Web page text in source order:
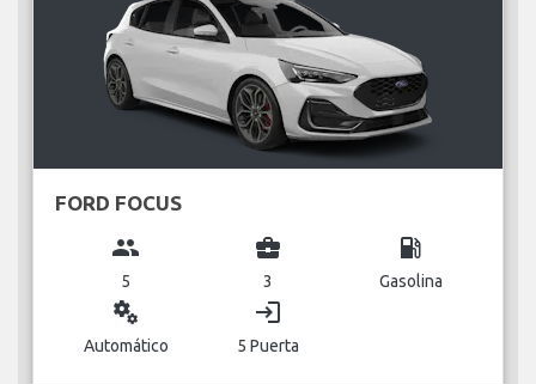
FORD FOCUS
group
5
business_center
3
local_gas_station
Gasolina
miscellaneous_services
Automático
login
5 Puerta